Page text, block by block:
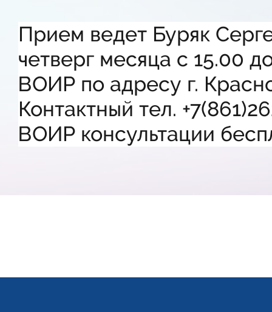
Прием ведет Буряк
четверг месяца с 15.00
ВОИР по адресу г.
Контактный тел.
ВОИР консультации